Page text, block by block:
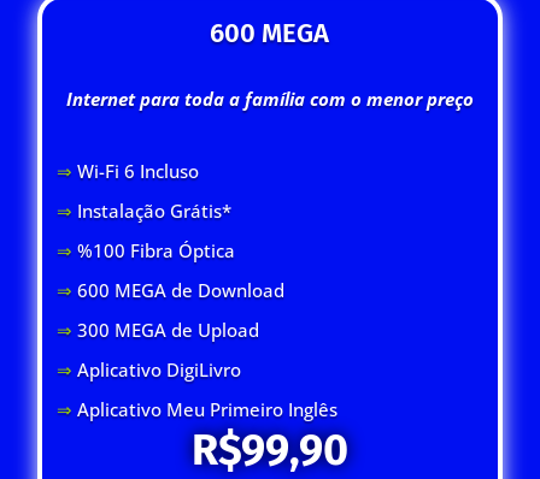
600 MEGA
Internet para toda a família com o menor preço
⇒ Wi-Fi 6 Incluso
⇒ Instalação Grátis*
⇒ %100 Fibra Óptica
⇒ 600 MEGA de Download
⇒300 MEGA de Upload
⇒Aplicativo DigiLivro
⇒Aplicativo Meu Primeiro Inglês
R$99,90